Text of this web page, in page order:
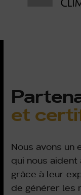
et
Nous avons un
qui nous
grâce à leur
de générer les